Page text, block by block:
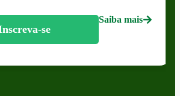
se
Saiba mais